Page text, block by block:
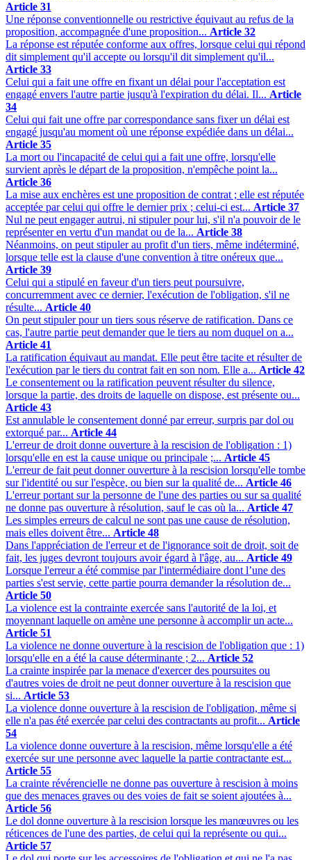
Article 31
Une réponse conventionnelle ou restrictive équivaut au refus de la
proposition, accompagnée d'une proposition... Article 32
La réponse est réputée conforme aux offres, lorsque celui qui répond
dit simplement qu'il accepte ou lorsqu'il dit simplement qu'il...
Article 33
Celui qui a fait une offre en fixant un délai pour l'acceptation est
engagé envers l'autre partie jusqu'à l'expiration du délai. Il... Article
34
Celui qui fait une offre par correspondance sans fixer un délai est
engagé jusqu'au moment où une réponse expédiée dans un délai...
Article 35
La mort ou l'incapacité de celui qui a fait une offre, lorsqu'elle
survient après le départ de la proposition, n'empêche point la...
Article 36
La mise aux enchères est une proposition de contrat ; elle est réputée
acceptée par celui qui offre le dernier prix ; celui-ci est... Article 37
Nul ne peut engager autrui, ni stipuler pour lui, s'il n'a pouvoir de le
représenter en vertu d'un mandat ou de la... Article 38
Néanmoins, on peut stipuler au profit d'un tiers, même indéterminé,
lorsque telle est la clause d'une convention à titre onéreux que...
Article 39
Celui qui a stipulé en faveur d'un tiers peut poursuivre,
concurremment avec ce dernier, l'exécution de l'obligation, s'il ne
résulte... Article 40
On peut stipuler pour un tiers sous réserve de ratification. Dans ce
cas, l'autre partie peut demander que le tiers au nom duquel on a...
Article 41
La ratification équivaut au mandat. Elle peut être tacite et résulter de
l'exécution par le tiers du contrat fait en son nom. Elle a... Article 42
Le consentement ou la ratification peuvent résulter du silence,
lorsque la partie, des droits de laquelle on dispose, est présente ou...
Article 43
Est annulable le consentement donné par erreur, surpris par dol ou
extorqué par... Article 44
L'erreur de droit donne ouverture à la rescision de l'obligation : 1)
lorsqu'elle en est la cause unique ou principale ;... Article 45
L'erreur de fait peut donner ouverture à la rescision lorsqu'elle tombe
sur l'identité ou sur l'espèce, ou bien sur la qualité de... Article 46
L'erreur portant sur la personne de l'une des parties ou sur sa qualité
ne donne pas ouverture à résolution, sauf le cas où la... Article 47
Les simples erreurs de calcul ne sont pas une cause de résolution,
mais elles doivent être... Article 48
Dans l'appréciation de l'erreur et de l'ignorance soit de droit, soit de
fait, les juges devront toujours avoir égard à l'âge, au... Article 49
Lorsque l'erreur a été commise par l'intermédiaire dont l’une des
parties s'est servie, cette partie pourra demander la résolution de...
Article 50
La violence est la contrainte exercée sans l'autorité de la loi, et
moyennant laquelle on amène une personne à accomplir un acte...
Article 51
La violence ne donne ouverture à la rescision de l'obligation que : 1)
lorsqu'elle en a été la cause déterminante ; 2... Article 52
La crainte inspirée par la menace d'exercer des poursuites ou
d'autres voies de droit ne peut donner ouverture à la rescision que
si... Article 53
La violence donne ouverture à la rescision de l'obligation, même si
elle n'a pas été exercée par celui des contractants au profit... Article
54
La violence donne ouverture à la rescision, même lorsqu'elle a été
exercée sur une personne avec laquelle la partie contractante est...
Article 55
La crainte révérencielle ne donne pas ouverture à rescision à moins
que des menaces graves ou des voies de fait se soient ajoutées à...
Article 56
Le dol donne ouverture à la rescision lorsque les manœuvres ou les
réticences de l'une des parties, de celui qui la représente ou qui...
Article 57